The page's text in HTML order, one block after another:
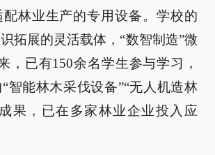
林业生产的专用设备。学校的
拓展的灵活载体，“数智制造”微
，已有150余名学生参与学习，
智能林木采伐设备”“无人机造林
果，已在多家林业企业投入应